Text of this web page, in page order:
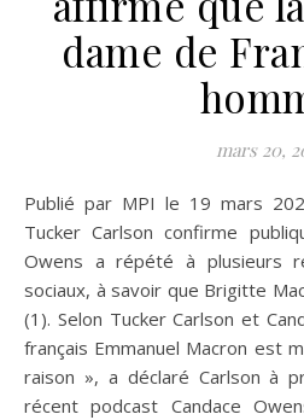
dame de
mars 20,
Publié par MPI le 19 mars 2025 Le reporter américain
Tucker Carlson confirme
Owens a répété à plusieurs
sociaux, à savoir que Brigitte
(1). Selon Tucker Carlson et
français Emmanuel Macron est
raison », a déclaré Carlson à
récent podcast Candace